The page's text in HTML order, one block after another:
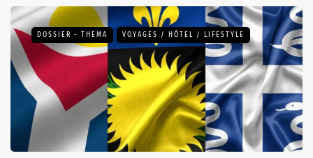
DOSSIER - THEMA VOYAGES / HÔTEL / LIFESTYLE